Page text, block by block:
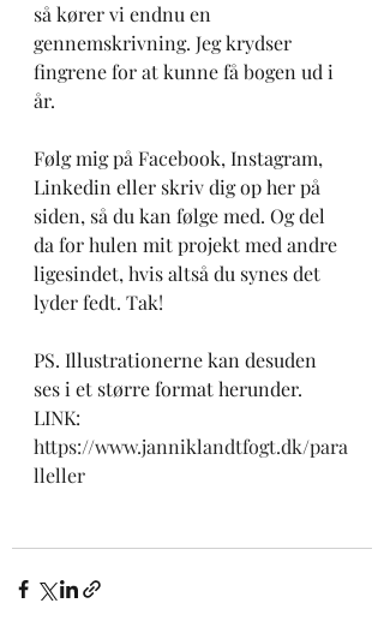
så kører vi endnu en
gennemskrivning. Jeg krydser
fingrene for at kunne få bogen ud i
år.
Følg mig på Facebook, Instagram,
Linkedin eller skriv dig op her på
siden, så du kan følge med. Og del
da for hulen mit projekt med andre
ligesindet, hvis altså du synes det
lyder fedt. Tak!
PS. Illustrationerne kan desuden
ses i et større format herunder.
LINK:
https://www.janniklandtfogt.dk/para
lleller